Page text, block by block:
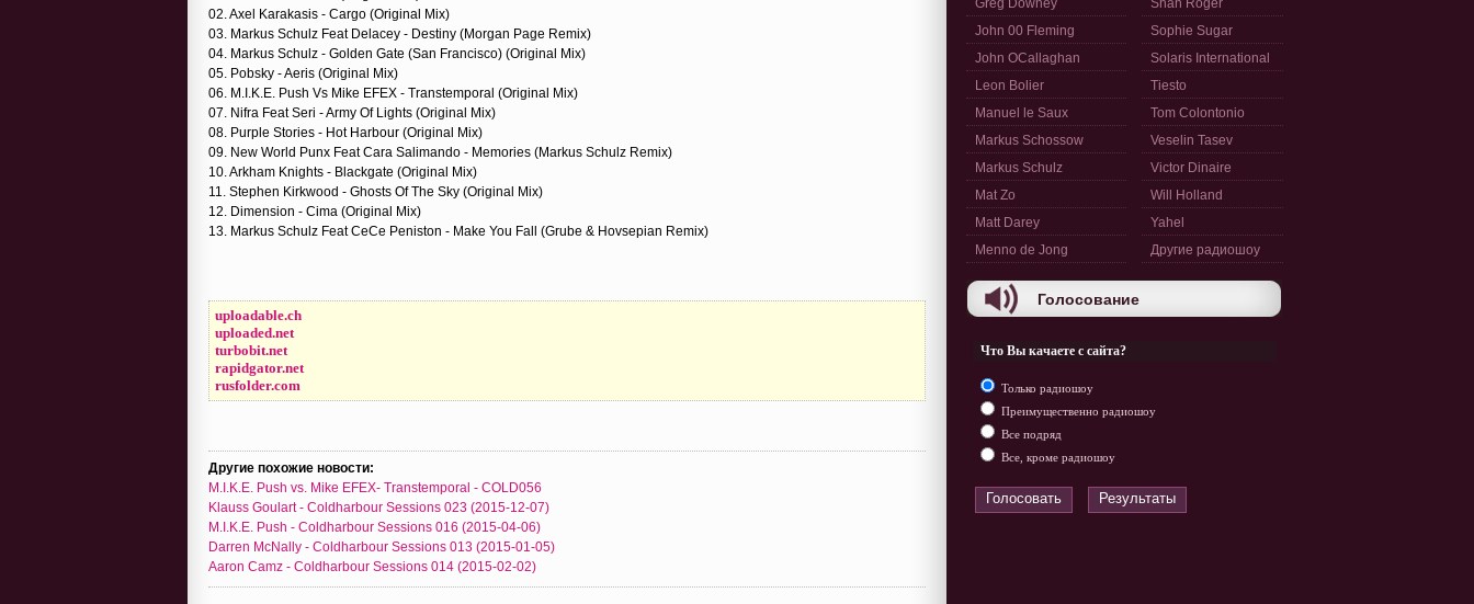
02. Axel Karakasis - Cargo (Original Mix)
03. Markus Schulz Feat Delacey - Destiny (Morgan Page Remix)
04. Markus Schulz - Golden Gate (San Francisco) (Original Mix)
05. Pobsky - Aeris (Original Mix)
06. M.I.K.E. Push Vs Mike EFEX - Transtemporal (Original Mix)
07. Nifra Feat Seri - Army Of Lights (Original Mix)
08. Purple Stories - Hot Harbour (Original Mix)
09. New World Punx Feat Cara Salimando - Memories (Markus Schulz Remix)
10. Arkham Knights - Blackgate (Original Mix)
11. Stephen Kirkwood - Ghosts Of The Sky (Original Mix)
12. Dimension - Cima (Original Mix)
13. Markus Schulz Feat CeCe Peniston - Make You Fall (Grube & Hovsepian Remix)
uploadable.ch
uploaded.net
turbobit.net
rapidgator.net
rusfolder.com
Другие похожие новости:
M.I.K.E. Push vs. Mike EFEX- Transtemporal - COLD056
Klauss Goulart - Coldharbour Sessions 023 (2015-12-07)
M.I.K.E. Push - Coldharbour Sessions 016 (2015-04-06)
Darren McNally - Coldharbour Sessions 013 (2015-01-05)
Aaron Camz - Coldharbour Sessions 014 (2015-02-02)
Greg Downey
John 00 Fleming
John OCallaghan
Leon Bolier
Manuel le Saux
Markus Schossow
Markus Schulz
Mat Zo
Matt Darey
Menno de Jong
Shah Roger
Sophie Sugar
Solaris International
Tiesto
Tom Colontonio
Veselin Tasev
Victor Dinaire
Will Holland
Yahel
Другие радиошоу
Голосование
Что Вы качаете с сайта?
Только радиошоу
Преимущественно радиошоу
Все подряд
Все, кроме радиошоу
Голосовать Результаты